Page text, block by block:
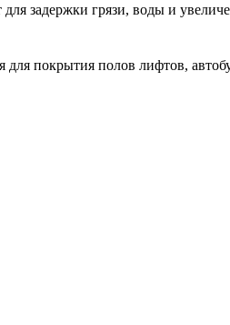
задержки грязи, воды и
для покрытия полов лифтов,